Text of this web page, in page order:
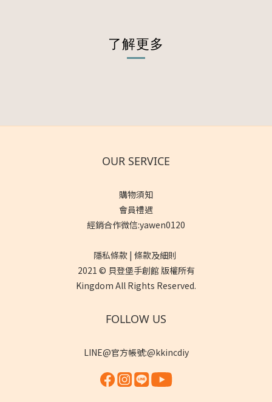
了解更多
OUR SERVICE
購物須知
會員禮遇
經銷合作微信:yawen0120
隱私條款 | 條款及細則
2021 © 貝登堡手創館 版權所有
Kingdom All Rights Reserved.
FOLLOW US
LINE@官方帳號:@kkincdiy